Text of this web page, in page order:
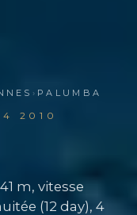
› PALUMBA
2010
m, vitesse
(12 day), 4